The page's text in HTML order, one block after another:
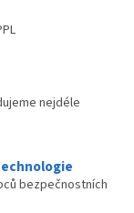
nejdéle
bezpečnostních